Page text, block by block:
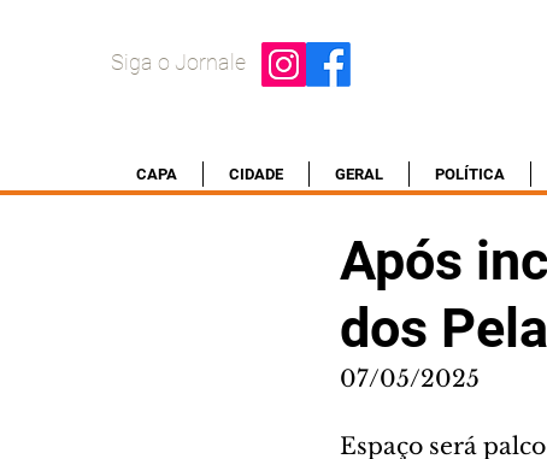
Siga o Jornale
CAPA CIDADE GERAL POLÍTICA
Após
dos
07/05/2025
Espaço será